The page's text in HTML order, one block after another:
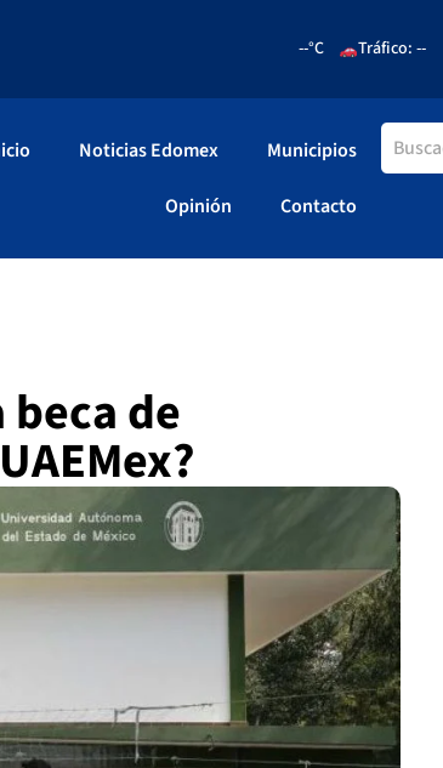
--°C Tráfico: --
Noticias Edomex Municipios
Opinión Contacto
de